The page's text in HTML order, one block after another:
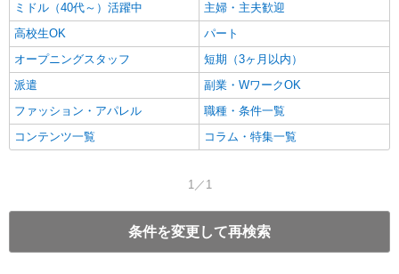
ミドル（40代～）活躍中
主婦・主夫歓迎
高校生OK
パート
オープニングスタッフ
短期（3ヶ月以内）
派遣
副業・WワークOK
ファッション・アパレル
職種・条件一覧
コンテンツ一覧
コラム・特集一覧
1／1
条件を変更して再検索